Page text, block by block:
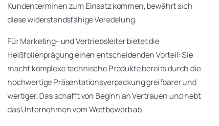
Kundenterminen zum Einsatz kommen, bewährt sich
diese widerstandsfähige Veredelung.
Für Marketing- und Vertriebsleiter bietet die
Heißfolienprägung einen entscheidenden Vorteil: Sie
macht komplexe technische Produkte bereits durch die
hochwertige Präsentationsverpackung greifbarer und
wertiger. Das schafft von Beginn an Vertrauen und hebt
das Unternehmen vom Wettbewerb ab.